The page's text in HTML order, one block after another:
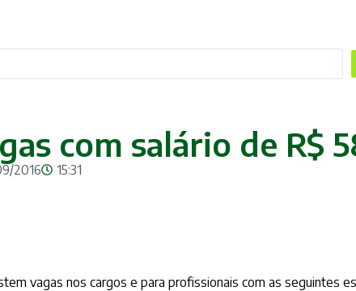
com salário de R$
2016 15:31
vagas nos cargos e para profissionais com as seguintes